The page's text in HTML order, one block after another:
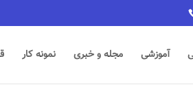
آموزشی مجله و خبری نمونه کار